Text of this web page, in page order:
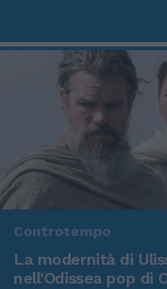
Controtempo
La modernità di
nell'Odissea pop di